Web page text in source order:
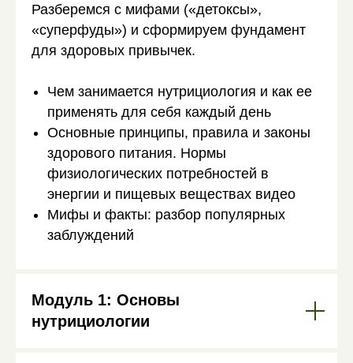
Разберемся с мифами («детоксы»,
«суперфуды») и сформируем фундамент
для здоровых привычек.
Чем занимается нутрициология и как ее
применять для себя каждый день
Основные принципы, правила и законы
здорового питания. Нормы
физиологических потребностей в
энергии и пищевых веществах видео
Мифы и факты: разбор популярных
заблуждений
Модуль 1: Основы
нутрициологии